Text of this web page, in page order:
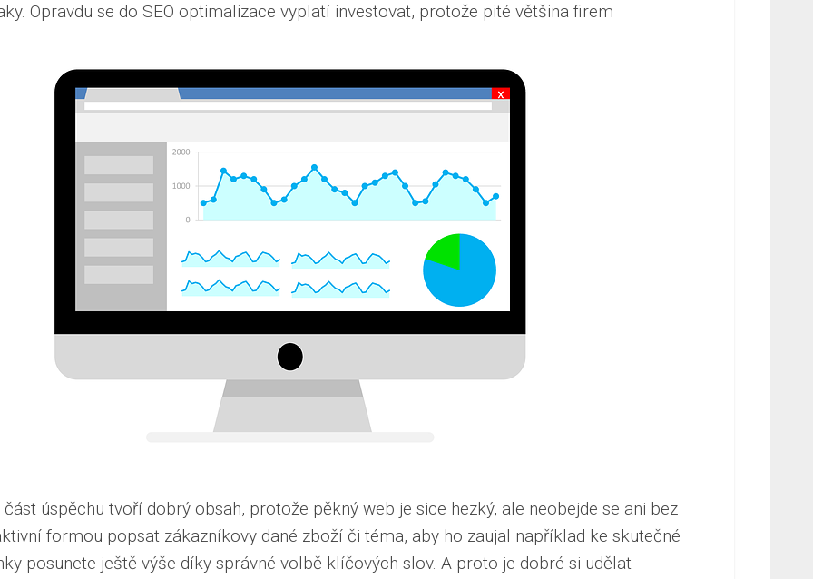
Opravdu se do SEO optimalizace vyplatí investovat, protože pité většina firem
úspěchu tvoří dobrý obsah, protože pěkný web je sice hezký, ale neobejde se ani bez
formou popsat zákazníkovy dané zboží či téma, aby ho zaujal například ke skutečné
posunete ještě výše díky správné volbě klíčových slov. A proto je dobré si udělat